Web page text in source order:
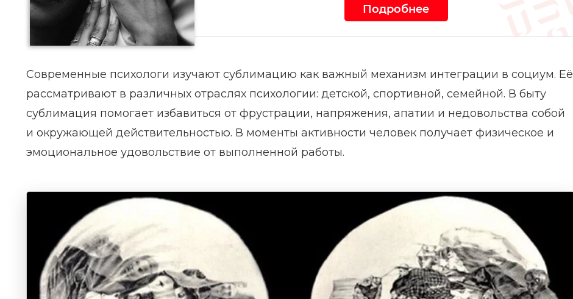
Подробнее
Современные психологи изучают сублимацию как важный механизм интеграции в социум. Её
рассматривают в различных отраслях психологии: детской, спортивной, семейной. В быту
сублимация помогает избавиться от фрустрации, напряжения, апатии и недовольства собой
и окружающей действительностью. В моменты активности человек получает физическое и
эмоциональное удовольствие от выполненной работы.